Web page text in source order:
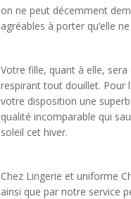
on ne peut décemment
agréables à porter qu’elle
Votre fille, quant à elle,
respirant tout douillet. Pour
votre disposition une
qualité incomparable qui
soleil cet hiver.
Chez Lingerie et uniforme
ainsi que par notre service